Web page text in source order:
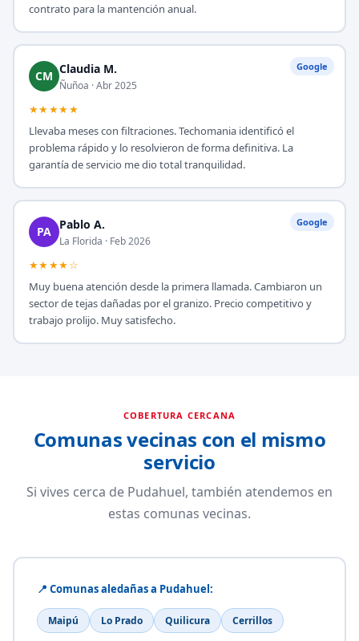
contrato para la mantención anual.
Google
CM Claudia M.
Ñuñoa · Abr 2025
★★★★★
Llevaba meses con filtraciones. Techomania identificó el
problema rápido y lo resolvieron de forma definitiva. La
garantía de servicio me dio total tranquilidad.
Google
PA Pablo A.
La Florida · Feb 2026
★★★★☆
Muy buena atención desde la primera llamada. Cambiaron un
sector de tejas dañadas por el granizo. Precio competitivo y
trabajo prolijo. Muy satisfecho.
COBERTURA CERCANA
Comunas vecinas con el mismo
servicio
Si vives cerca de Pudahuel, también atendemos en
estas comunas vecinas.
📍 Comunas aledañas a Pudahuel:
Maipú Lo Prado Quilicura Cerrillos